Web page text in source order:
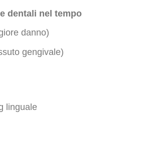
dentali nel tempo
danno)
gengivale)
linguale